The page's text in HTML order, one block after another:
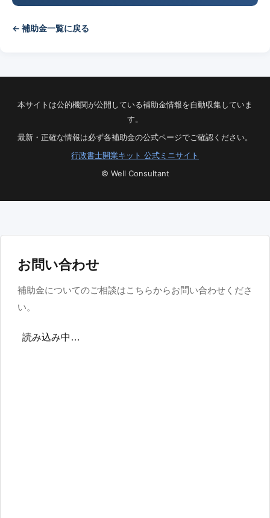
← 補助金一覧に戻る
本サイトは公的機関が公開している補助金情報を自動収集していま
す。
最新・正確な情報は必ず各補助金の公式ページでご確認ください。
行政書士開業キット 公式ミニサイト
© Well Consultant
お問い合わせ
補助金についてのご相談はこちらからお問い合わせくださ
い。